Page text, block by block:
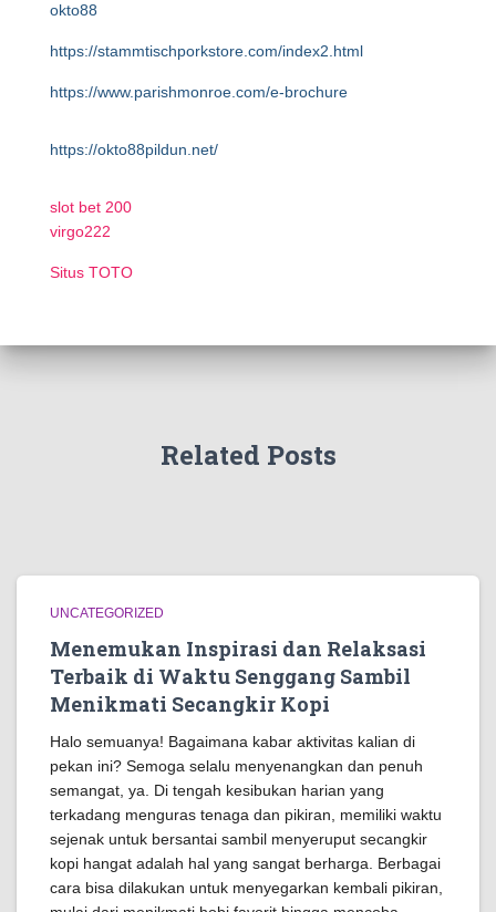
okto88
https://stammtischporkstore.com/index2.html
https://www.parishmonroe.com/e-brochure
https://okto88pildun.net/
slot bet 200
virgo222
Situs TOTO
Related Posts
UNCATEGORIZED
Menemukan Inspirasi dan Relaksasi
Terbaik di Waktu Senggang Sambil
Menikmati Secangkir Kopi
Halo semuanya! Bagaimana kabar aktivitas kalian di
pekan ini? Semoga selalu menyenangkan dan penuh
semangat, ya. Di tengah kesibukan harian yang
terkadang menguras tenaga dan pikiran, memiliki waktu
sejenak untuk bersantai sambil menyeruput secangkir
kopi hangat adalah hal yang sangat berharga. Berbagai
cara bisa dilakukan untuk menyegarkan kembali pikiran,